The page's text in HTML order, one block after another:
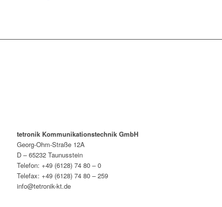
tetronik Kommunikationstechnik GmbH
Georg-Ohm-Straße 12A
D – 65232 Taunusstein
Telefon: +49 (6128) 74 80 – 0
Telefax: +49 (6128) 74 80 – 259
info@tetronik-kt.de